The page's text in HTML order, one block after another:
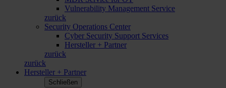
Vulnerability Management Service
zurück
Security Operations Center
Cyber Security Support Services
Hersteller + Partner
zurück
zurück
Hersteller + Partner
Schließen